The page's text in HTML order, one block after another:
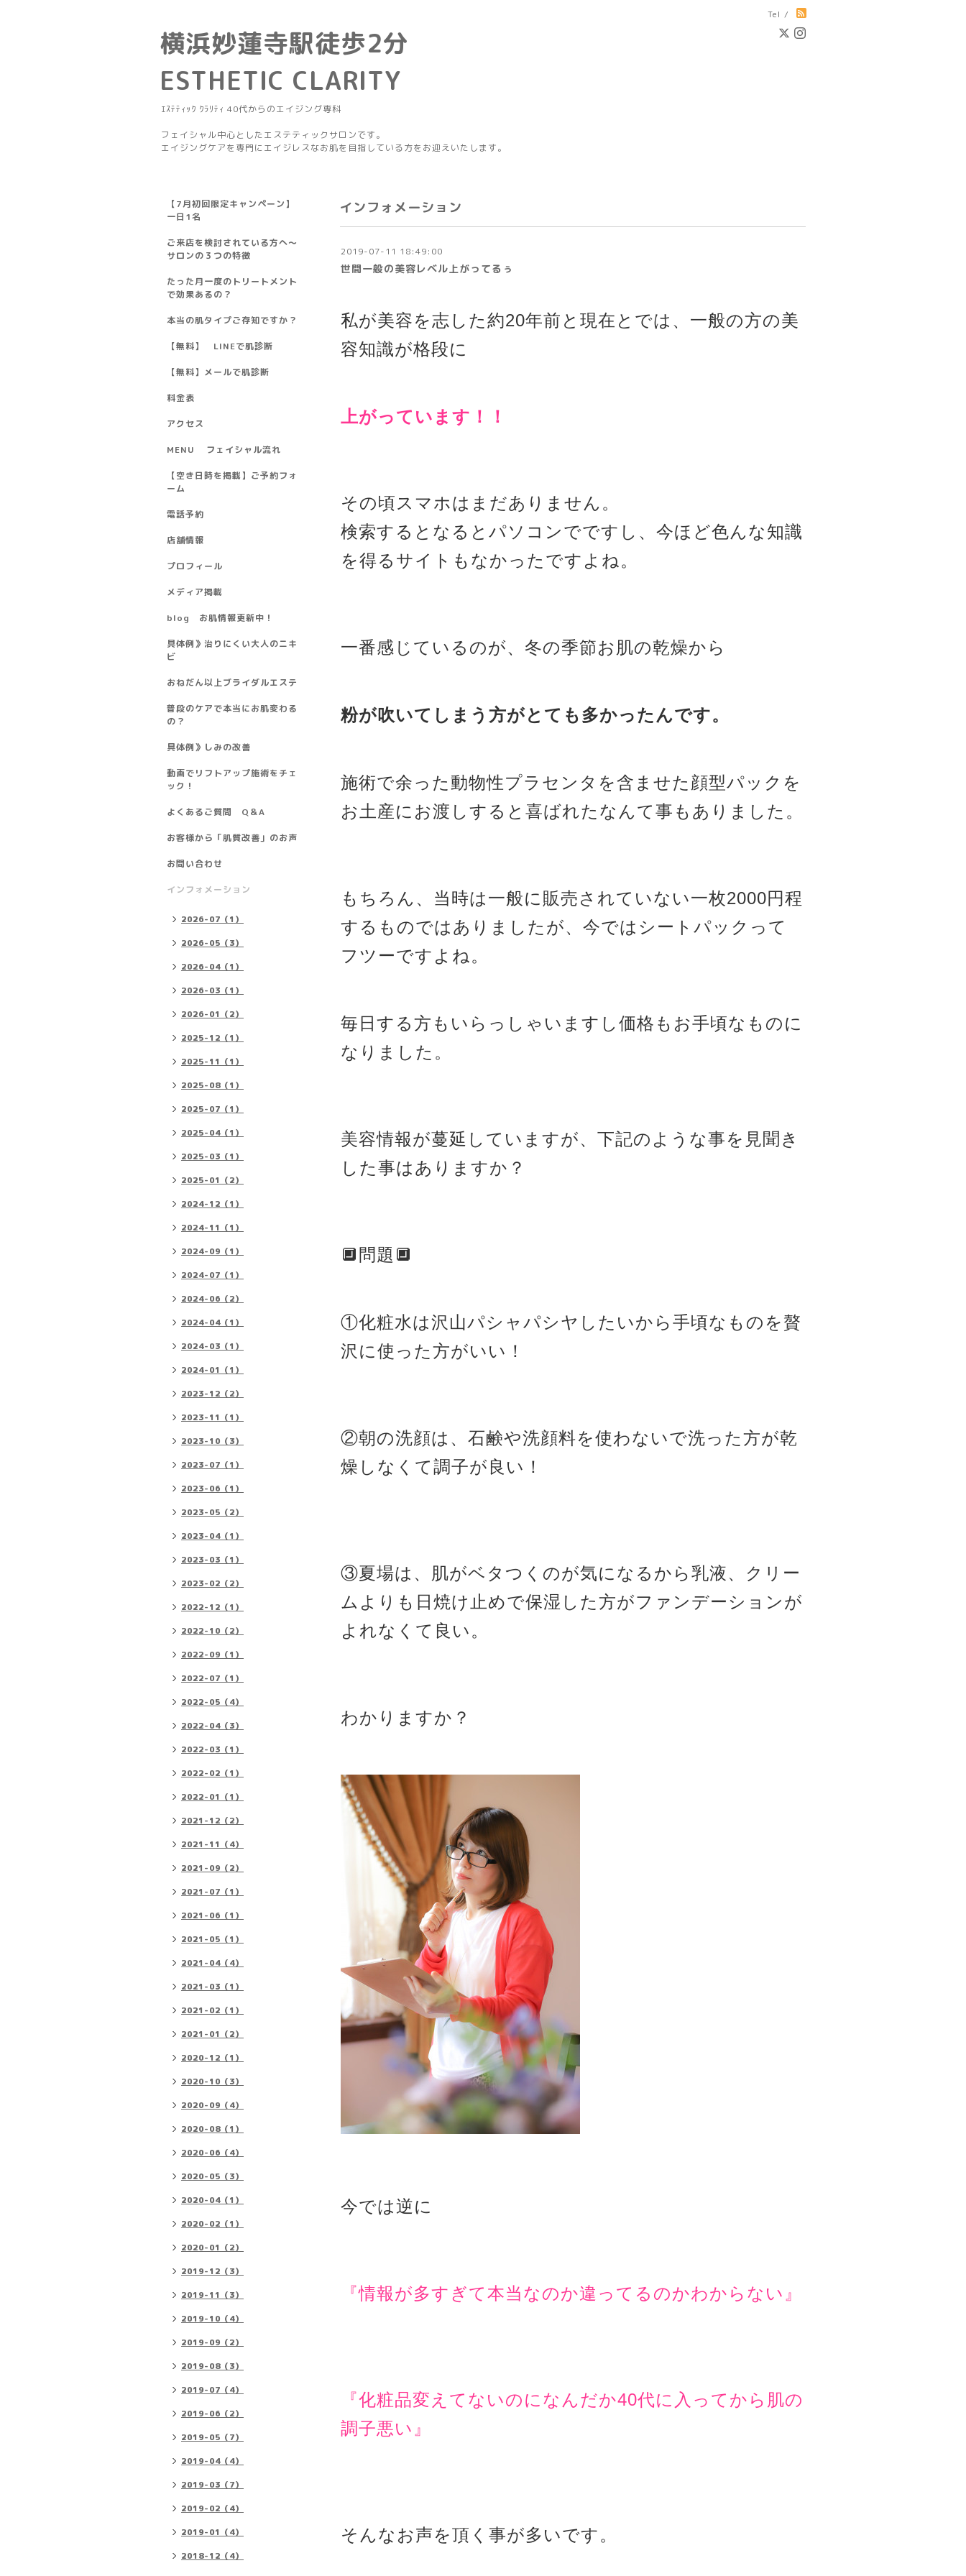
Tel /
横浜妙蓮寺駅徒歩2分
ESTHETIC CLARITY
ｴｽﾃﾃｨｯｸ ｸﾗﾘﾃｨ 40代からのエイジング専科
フェイシャル中心としたエステティックサロンです。
エイジングケアを専門にエイジレスなお肌を目指している方をお迎えいたします。
インフォメーション
2019-07-11 18:49:00
世間一般の美容レベル上がってるぅ
私が美容を志した約20年前と現在とでは、一般の方の美
容知識が格段に
上がっています！！
その頃スマホはまだありません。
検索するとなるとパソコンでですし、今ほど色んな知識
を得るサイトもなかったですよね。
一番感じているのが、冬の季節お肌の乾燥から
粉が吹いてしまう方がとても多かったんです。
施術で余った動物性プラセンタを含ませた顔型パックを
お土産にお渡しすると喜ばれたなんて事もありました。
もちろん、当時は一般に販売されていない一枚2000円程
するものではありましたが、今ではシートパックって
フツーですよね。
毎日する方もいらっしゃいますし価格もお手頃なものに
なりました。
美容情報が蔓延していますが、下記のような事を見聞き
した事はありますか？
🔲問題🔲
①化粧水は沢山パシャパシヤしたいから手頃なものを贅
沢に使った方がいい！
②朝の洗顔は、石鹸や洗顔料を使わないで洗った方が乾
燥しなくて調子が良い！
③夏場は、肌がベタつくのが気になるから乳液、クリー
ムよりも日焼け止めで保湿した方がファンデーションが
よれなくて良い。
わかりますか？
今では逆に
『情報が多すぎて本当なのか違ってるのかわからない』
『化粧品変えてないのになんだか40代に入ってから肌の
調子悪い』
そんなお声を頂く事が多いです。
【7月初回限定キャンペーン】
一日1名
ご来店を検討されている方へ～
サロンの３つの特徴
たった月一度のトリートメント
で効果あるの？
本当の肌タイプご存知ですか？
【無料】 LINEで肌診断
【無料】メールで肌診断
料金表
アクセス
MENU フェイシャル流れ
【空き日時を掲載】ご予約フォ
ーム
電話予約
店舗情報
プロフィール
メディア掲載
blog お肌情報更新中！
具体例》治りにくい大人のニキ
ビ
おねだん以上ブライダルエステ
普段のケアで本当にお肌変わる
の？
具体例》しみの改善
動画でリフトアップ施術をチェ
ック！
よくあるご質問 Q＆A
お客様から「肌質改善」のお声
お問い合わせ
インフォメーション
2026-07（1）
2026-05（3）
2026-04（1）
2026-03（1）
2026-01（2）
2025-12（1）
2025-11（1）
2025-08（1）
2025-07（1）
2025-04（1）
2025-03（1）
2025-01（2）
2024-12（1）
2024-11（1）
2024-09（1）
2024-07（1）
2024-06（2）
2024-04（1）
2024-03（1）
2024-01（1）
2023-12（2）
2023-11（1）
2023-10（3）
2023-07（1）
2023-06（1）
2023-05（2）
2023-04（1）
2023-03（1）
2023-02（2）
2022-12（1）
2022-10（2）
2022-09（1）
2022-07（1）
2022-05（4）
2022-04（3）
2022-03（1）
2022-02（1）
2022-01（1）
2021-12（2）
2021-11（4）
2021-09（2）
2021-07（1）
2021-06（1）
2021-05（1）
2021-04（4）
2021-03（1）
2021-02（1）
2021-01（2）
2020-12（1）
2020-10（3）
2020-09（4）
2020-08（1）
2020-06（4）
2020-05（3）
2020-04（1）
2020-02（1）
2020-01（2）
2019-12（3）
2019-11（3）
2019-10（4）
2019-09（2）
2019-08（3）
2019-07（4）
2019-06（2）
2019-05（7）
2019-04（4）
2019-03（7）
2019-02（4）
2019-01（4）
2018-12（4）